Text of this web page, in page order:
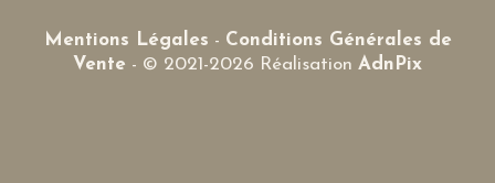
Mentions Légales - Conditions Générales de
Vente - © 2021-2026 Réalisation AdnPix